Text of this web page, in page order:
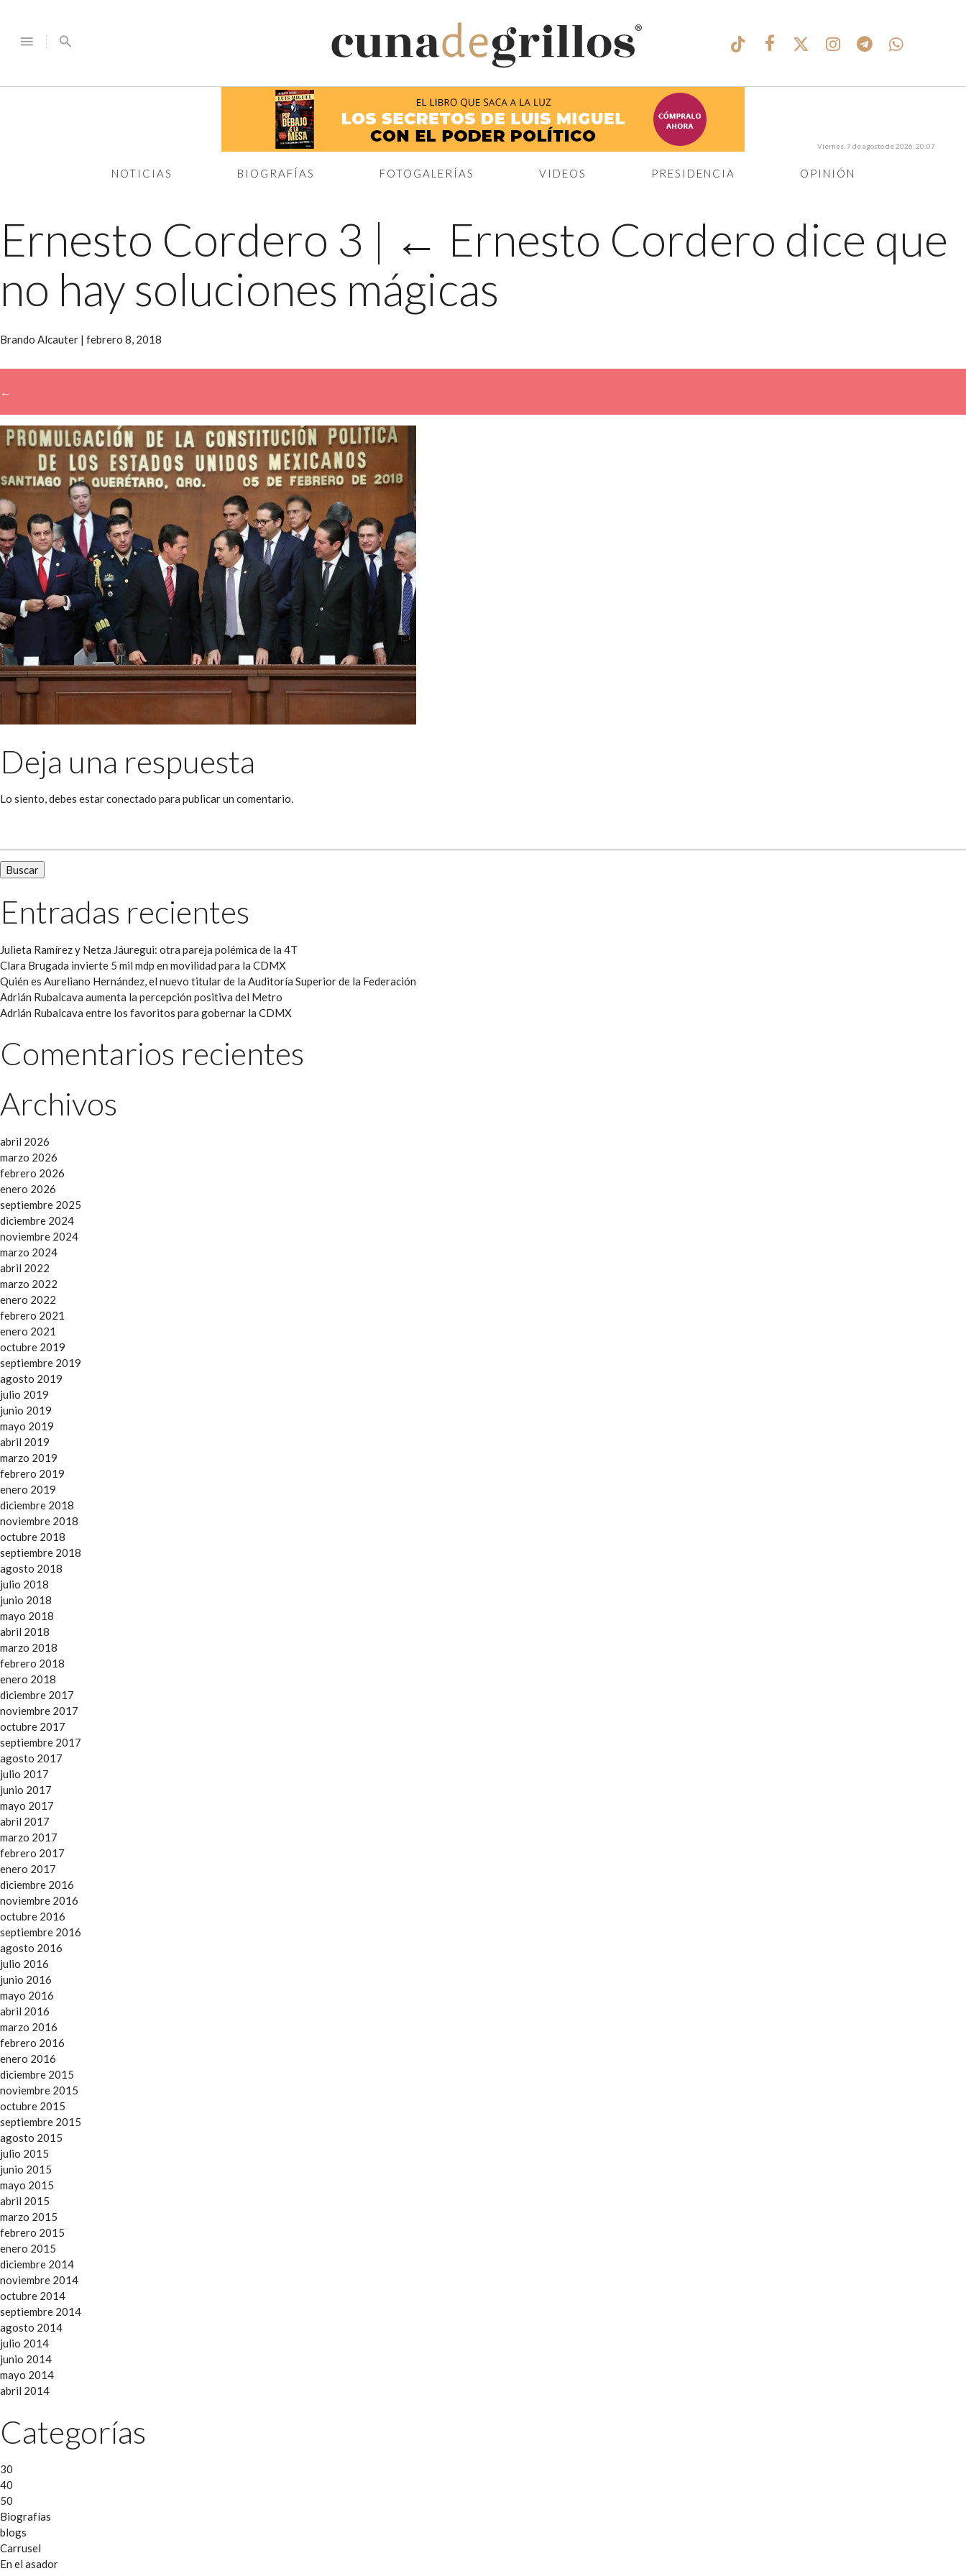
menu search
®
NOTICIAS BIOGRAFÍAS FOTOGALERÍAS VIDEOS PRESIDENCIA OPINIÓN
Viernes, 7 de agosto de 2026, 20:07
Ernesto Cordero 3 | ← Ernesto Cordero dice que
no hay soluciones mágicas
Brando Alcauter | febrero 8, 2018
←
→
Deja una respuesta
Lo siento, debes estarconectado para publicar un comentario.
Entradas recientes
Julieta Ramírez y Netza Jáuregui: otra pareja polémica de la 4T
Clara Brugada invierte 5 mil mdp en movilidad para la CDMX
Quién es Aureliano Hernández, el nuevo titular de la Auditoría Superior de la Federación
Adrián Rubalcava aumenta la percepción positiva del Metro
Adrián Rubalcava entre los favoritos para gobernar la CDMX
Comentarios recientes
Archivos
abril 2026
marzo 2026
febrero 2026
enero 2026
septiembre 2025
diciembre 2024
noviembre 2024
marzo 2024
abril 2022
marzo 2022
enero 2022
febrero 2021
enero 2021
octubre 2019
septiembre 2019
agosto 2019
julio 2019
junio 2019
mayo 2019
abril 2019
marzo 2019
febrero 2019
enero 2019
diciembre 2018
noviembre 2018
octubre 2018
septiembre 2018
agosto 2018
julio 2018
junio 2018
mayo 2018
abril 2018
marzo 2018
febrero 2018
enero 2018
diciembre 2017
noviembre 2017
octubre 2017
septiembre 2017
agosto 2017
julio 2017
junio 2017
mayo 2017
abril 2017
marzo 2017
febrero 2017
enero 2017
diciembre 2016
noviembre 2016
octubre 2016
septiembre 2016
agosto 2016
julio 2016
junio 2016
mayo 2016
abril 2016
marzo 2016
febrero 2016
enero 2016
diciembre 2015
noviembre 2015
octubre 2015
septiembre 2015
agosto 2015
julio 2015
junio 2015
mayo 2015
abril 2015
marzo 2015
febrero 2015
enero 2015
diciembre 2014
noviembre 2014
octubre 2014
septiembre 2014
agosto 2014
julio 2014
junio 2014
mayo 2014
abril 2014
Categorías
30
40
50
Biografías
blogs
Carrusel
En el asador